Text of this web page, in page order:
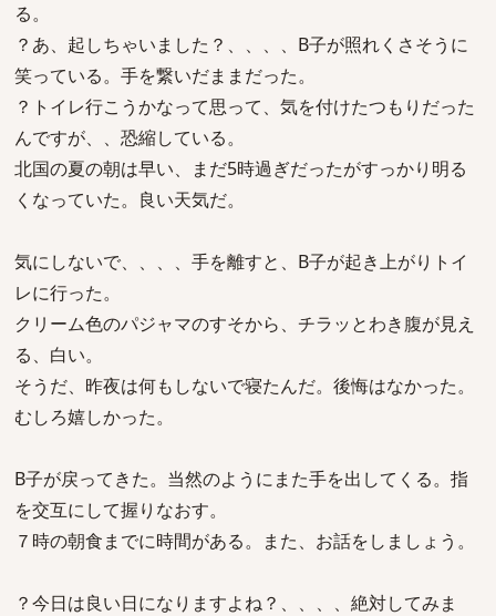
る。
？あ、起しちゃいました？、、、、B子が照れくさそうに
笑っている。手を繋いだままだった。
？トイレ行こうかなって思って、気を付けたつもりだった
んですが、、恐縮している。
北国の夏の朝は早い、まだ5時過ぎだったがすっかり明る
くなっていた。良い天気だ。
気にしないで、、、、手を離すと、B子が起き上がりトイ
レに行った。
クリーム色のパジャマのすそから、チラッとわき腹が見え
る、白い。
そうだ、昨夜は何もしないで寝たんだ。後悔はなかった。
むしろ嬉しかった。
B子が戻ってきた。当然のようにまた手を出してくる。指
を交互にして握りなおす。
７時の朝食までに時間がある。また、お話をしましょう。
？今日は良い日になりますよね？、、、、絶対してみま